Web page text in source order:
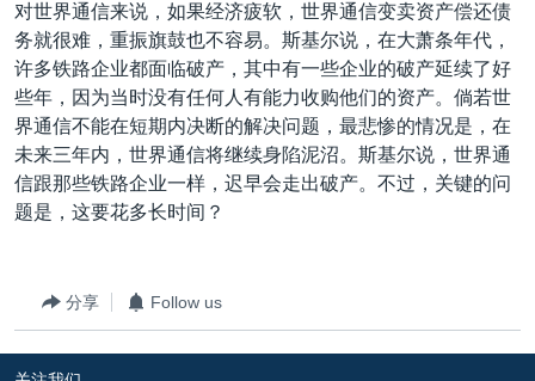
对世界通信来说，如果经济疲软，世界通信变卖资产偿还债
务就很难，重振旗鼓也不容易。斯基尔说，在大萧条年代，
许多铁路企业都面临破产，其中有一些企业的破产延续了好
些年，因为当时没有任何人有能力收购他们的资产。倘若世
界通信不能在短期内决断的解决问题，最悲惨的情况是，在
未来三年内，世界通信将继续身陷泥沼。斯基尔说，世界通
信跟那些铁路企业一样，迟早会走出破产。不过，关键的问
题是，这要花多长时间？
分享 Follow us